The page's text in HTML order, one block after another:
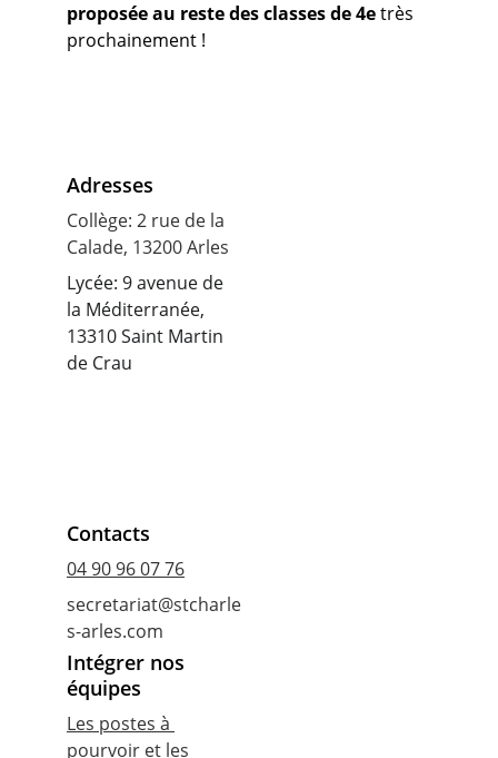
proposée au reste des classes de 4e très
prochainement !
Adresses
Collège: 2 rue de la
Calade, 13200 Arles
Lycée: 9 avenue de
la Méditerranée,
13310 Saint Martin
de Crau
Contacts
04 90 96 07 76
secretariat@stcharle
s-arles.com
Intégrer nos
équipes
Les postes à
pourvoir et les